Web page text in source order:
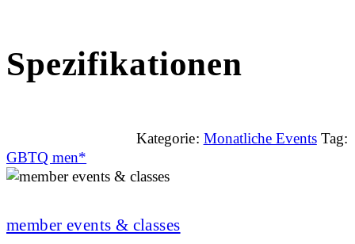
Spezifikationen
Kategorie: Monatliche Events Tag:
GBTQ men*
member events & classes